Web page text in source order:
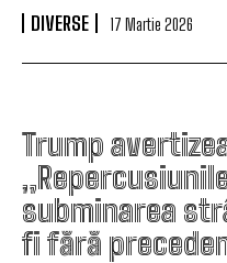
DIVERSE 17 Martie 2026
Trump
subminarea
fi fără